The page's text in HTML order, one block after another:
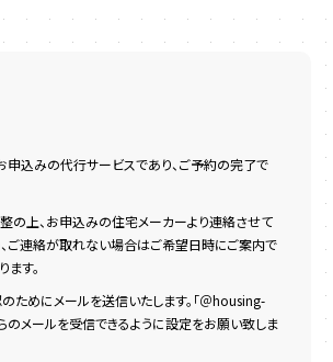
申込みの代行サービスであり、ご予約の完了で
の上、お申込みの住宅メーカーより連絡させて
、ご連絡が取れない場合はご希望日時にご案内で
す。
ためにメールを送信いたします。「＠housing-
のメールを受信できるように設定をお願い致しま